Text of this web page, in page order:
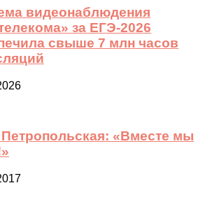
видеонаблюдения
за ЕГЭ-2026
свыше 7 млн часов
«Вместе мы